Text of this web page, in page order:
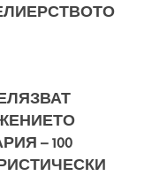
– 100